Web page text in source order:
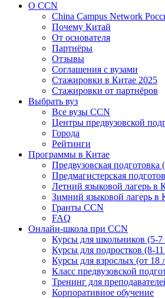
О ССN
China Campus Network
Почему Китай
От основателя
Партнёры
Отзывы
Соглашения с вузами
Стажировки в Китае 2025
Стажировки от партнёров
Выбрать вуз
Все вузы CCN
Центры предвузовской
Города
Рейтинги
Программы в Китае
Предвузовская подготовка
Предмагистерская
Летний языковой лагерь в
Зимний языковой лагерь в
Гранты CCN
FAQ
Онлайн-школа при CCN
Курсы для школьников (5-7
Курсы для подростков (8-
Курсы для взрослых (от 18
Класс предвузовской
Тренинг для
Корпоративное обучение